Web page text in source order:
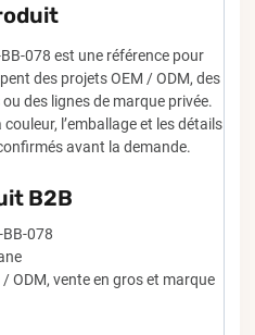
078 est une référence pour
des projets OEM / ODM, des
des lignes de marque privée.
l’emballage et les détails
avant la demande.
B2B
BB-078
ODM, vente en gros et marque